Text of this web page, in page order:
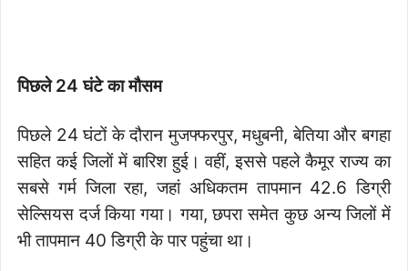
पिछले 24 घंटे का मौसम
पिछले 24 घंटों के दौरान मुजफ्फरपुर, मधुबनी, बेतिया और बगहा
सहित कई जिलों में बारिश हुई। वहीं, इससे पहले कैमूर राज्य का
सबसे गर्म जिला रहा, जहां अधिकतम तापमान 42.6 डिग्री
सेल्सियस दर्ज किया गया। गया, छपरा समेत कुछ अन्य जिलों में
भी तापमान 40 डिग्री के पार पहुंचा था।